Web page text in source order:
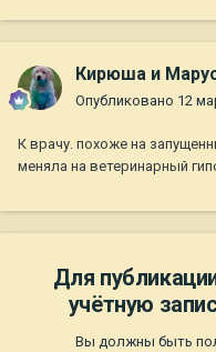
Кирюша и
Опубликовано 12
К врачу. похоже на
меняла на ветеринарный
Для
учётную
Вы должны быть